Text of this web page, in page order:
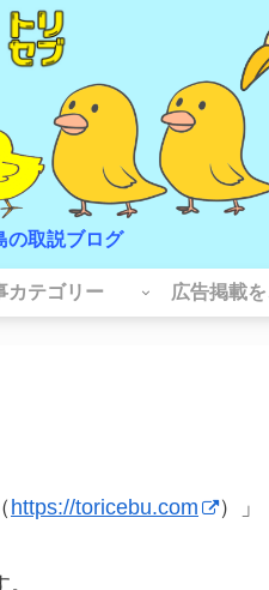
の取説ブログ
カテゴリー 広告掲載
https://toricebu.com
）」